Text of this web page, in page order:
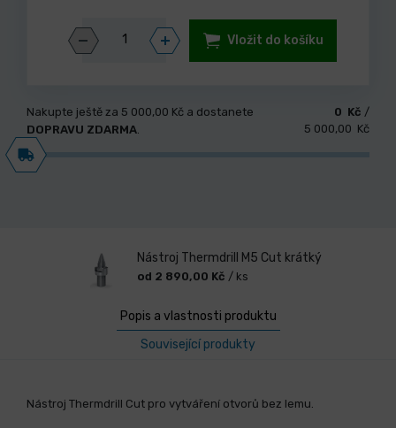
Vložit do košíku
Nakupte ještě za 5 000,00 Kč a dostanete
DOPRAVU ZDARMA.
0 Kč /
5 000,00 Kč
Nástroj Thermdrill M5 Cut krátký
od 2 890,00 Kč / ks
Popis a vlastnosti produktu
Související produkty
Nástroj Thermdrill Cut pro vytváření otvorů bez lemu.